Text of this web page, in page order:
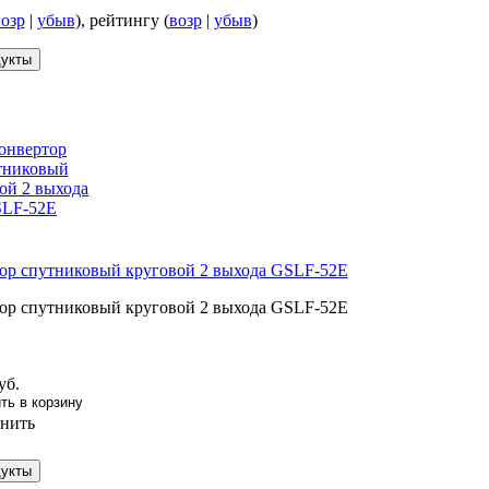
| убыв), рейтингу (возр| убыв)
спутниковый круговой 2 выхода GSLF-52E
спутниковый круговой 2 выхода GSLF-52E